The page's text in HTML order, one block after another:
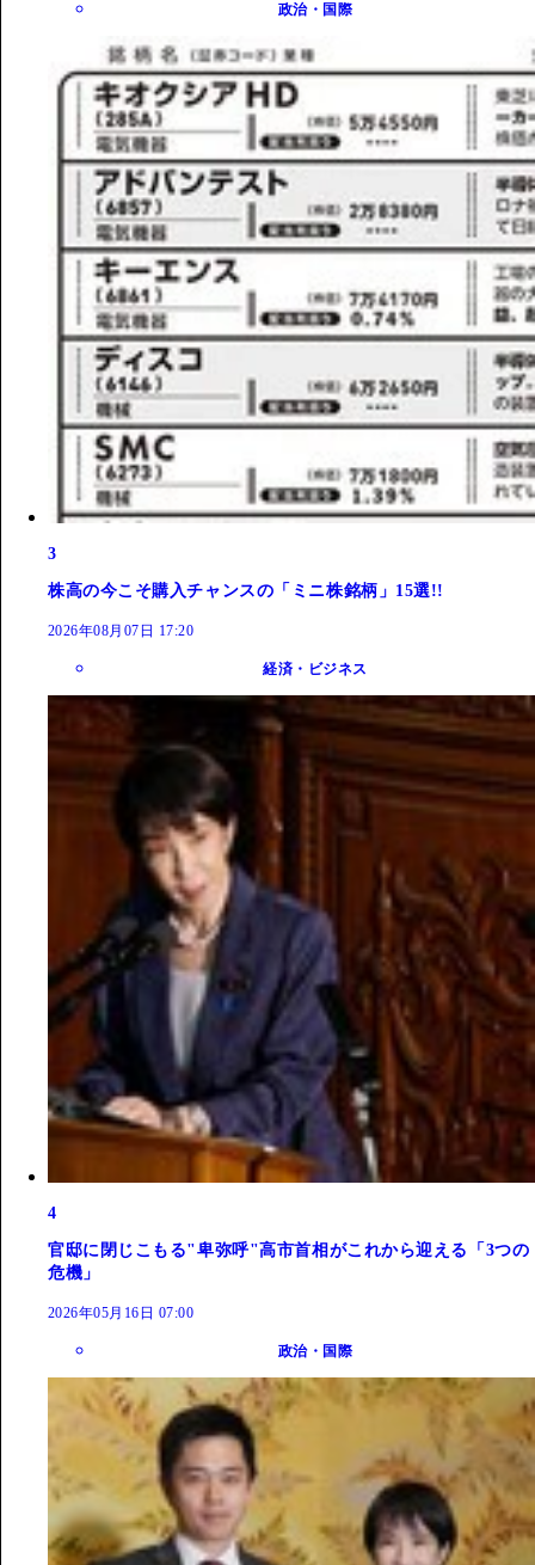
政治・国際
3
株高の今こそ購入チャンスの「ミニ株銘柄」15選!!
2026年08月07日 17:20
経済・ビジネス
4
官邸に閉じこもる"卑弥呼"高市首相がこれから迎える「3つの
危機」
2026年05月16日 07:00
政治・国際